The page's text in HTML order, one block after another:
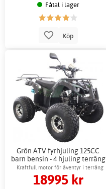
Fåtal i lager
Köp
Grön ATV fyrhjuling 125CC
barn bensin - 4 hjuling terräng
Kraftfull motor för äventyr i terräng
18995 kr